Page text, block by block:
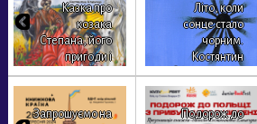
Казка про
козака
Степана, його
пригоди і
кохання
Літо, коли
сонце стало
чорним.
Костянтин
Климчук
Запрошуємо на
Подорож до